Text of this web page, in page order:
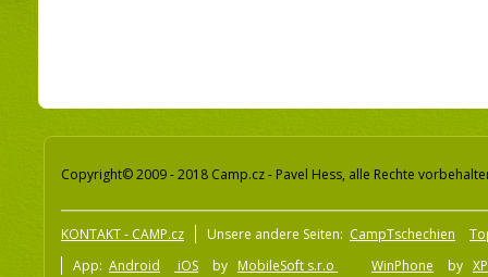
Copyright© 2009 - 2018 Camp.cz - Pavel Hess, alle Rechte
KONTAKT - CAMP.cz Unsere andere Seiten: CampTschechien
App: Android iOS by MobileSoft s.r.o WinPhone by